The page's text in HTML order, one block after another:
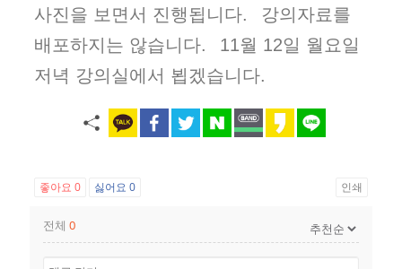
사진을 보면서 진행됩니다.
강의자료를
배포하지는 않습니다.
11월 12일 월요일
저녁 강의실에서 뵙겠습니다.
좋아요0 싫어요0 인쇄
전체0